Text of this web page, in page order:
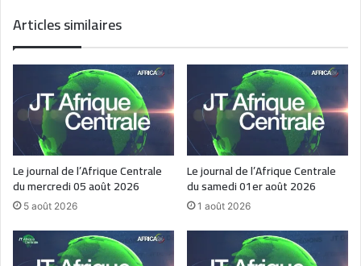
Articles similaires
Le journal de l’Afrique Centrale
du mercredi 05 août 2026
5 août 2026
Le journal de l’Afrique Centrale
du samedi 01er août 2026
1 août 2026